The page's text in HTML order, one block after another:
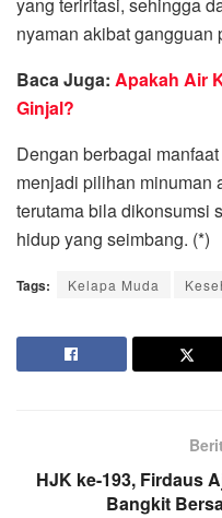
yang teriritasi, sehingga
nyaman akibat gangguan
Baca Juga: Apakah Air
Ginjal?
Dengan berbagai
menjadi pilihan minuman
terutama bila dikonsumsi
hidup yang seimbang. (*)
Tags: Kelapa Muda
HJK ke-193, Firdaus
Bangkit